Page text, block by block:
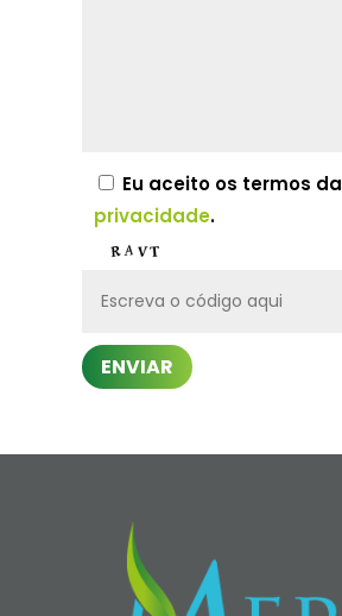
Eu aceito os termos da
privacidade.
ENVIAR